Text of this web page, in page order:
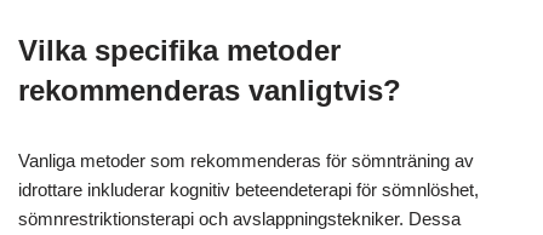
Vilka specifika metoder
rekommenderas vanligtvis?
Vanliga metoder som rekommenderas för sömnträning av
idrottare inkluderar kognitiv beteendeterapi för sömnlöshet,
sömnrestriktionsterapi och avslappningstekniker. Dessa